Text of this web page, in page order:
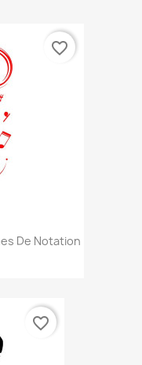
De Notation
favorite_border
favorite_border